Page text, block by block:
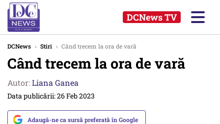
DCNews TV
DCNews › Stiri › Când trecem la ora de vară
Când trecem la ora de vară
Autor:Liana Ganea
Data publicării: 26 Feb 2023
Adaugă-ne ca sursă preferată în Google